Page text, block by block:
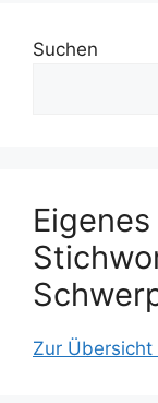
Suchen
Eigenes
Zur